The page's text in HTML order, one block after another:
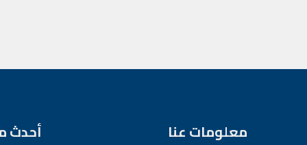
معلومات عنا أحدث